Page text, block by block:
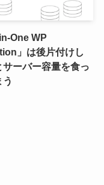
One WP
」は後片付けし
サーバー容量を食っ